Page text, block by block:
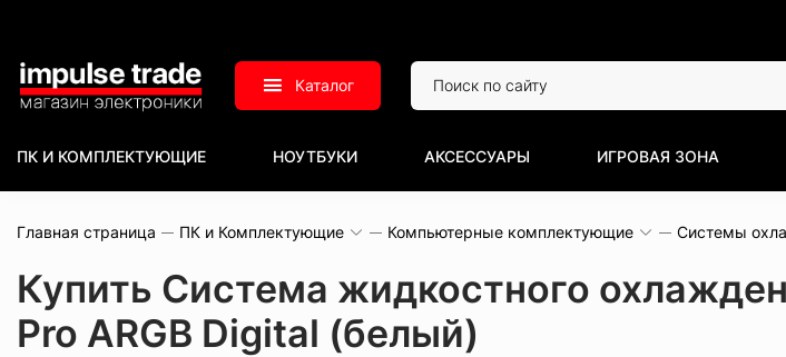
Каталог
ПК И КОМПЛЕКТУЮЩИЕ НОУТБУКИ АКСЕССУАРЫ ИГРОВАЯ ЗОНА
Главная страница ПК и Комплектующие Компьютерные комплектующие Системы
Купить Система жидкостного
Pro ARGB Digital (белый)